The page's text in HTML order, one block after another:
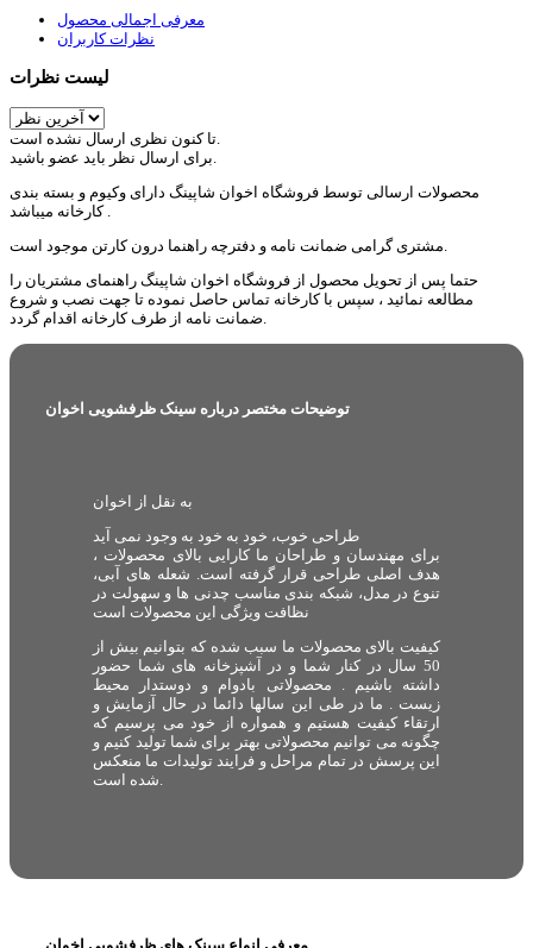
معرفی اجمالی محصول
نظرات کاربران
لیست نظرات
محصولات ارسالی توسط فروشگاه اخوان شاپینگ دارای وکیوم و بسته بندی
کارخانه میباشد .
حتما پس از تحویل محصول از فروشگاه اخوان شاپینگ راهنمای مشتریان را
مطالعه نمائید ، سپس با کارخانه تماس حاصل نموده تا جهت نصب و شروع
توضیحات مختصر درباره سینک ظرفشویی اخوان
به نقل از اخوان
طراحی خوب، خود به خود به وجود نمی آید
برای مهندسان و طراحان ما کارایی بالای محصولات ،
هدف اصلی طراحی قرار گرفته است. شعله های آبی،
تنوع در مدل، شبکه بندی مناسب چدنی ها و سهولت در
نظافت ویژگی این محصولات است
کیفیت بالای محصولات ما سبب شده که بتوانیم بیش از
50 سال در کنار شما و در آشپزخانه های شما حضور
داشته باشیم . محصولاتی بادوام و دوستدار محیط
زیست . ما در طی این سالها دائما در حال آزمایش و
ارتقاء کیفیت هستیم و همواره از خود می پرسیم که
چگونه می توانیم محصولاتی بهتر برای شما تولید کنیم و
این پرسش در تمام مراحل و فرایند تولیدات ما منعکس
شده است.